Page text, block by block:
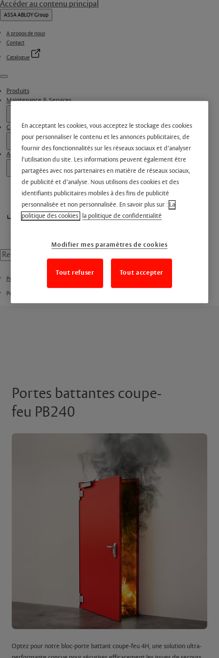
Accéder au contenu principal
ASSA ABLOY Group
A propos de nous
Contact
Catalogue
Menu
Produits
Maintenance & Services
Contactez-nous
Actualités
Produits
Portes battantes
Portes battantes coupe-
feu PB240
Optez pour notre bloc-porte battant coupe-feu 4H, une solution ultra-
En acceptant les cookies, vous acceptez le stockage des cookies
pour personnaliser le contenu et les annonces publicitaires, de
fournir des fonctionnalités sur les réseaux sociaux et d’analyser
l’utilisation du site. Les informations peuvent également être
partagées avec nos partenaires en matière de réseaux sociaux,
de publicité et d’analyse. Nous utilisons des cookies et des
identifiants publicitaires mobiles à des fins de publicité
personnalisée et non personnalisée. En savoir plus sur : La
politique des cookies la politique de confidentialité
Modifier mes paramètres de cookies
Tout refuser Tout accepter